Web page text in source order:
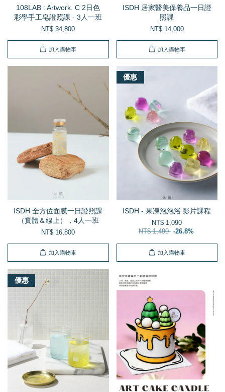
108LAB : Artwork. C 2日色
彩學手工皂證照課 - 3人一班
NT$ 34,800
加入購物車
ISDH 居家醫美保養品一日證
照課
NT$ 14,000
加入購物車
ISDH 全方位面膜一日證照課
（實體＆線上），4人一班
NT$ 16,800
加入購物車
優惠
ISDH - 果凍泡泡浴 影片課程
NT$ 1,090
NT$ 1,490 -26.8%
加入購物車
優惠